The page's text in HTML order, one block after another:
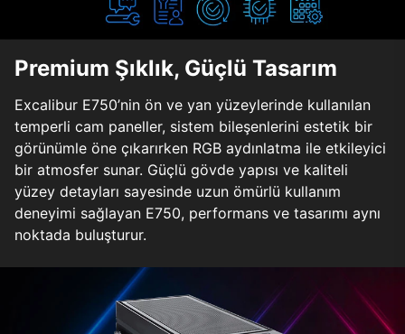
Premium Şıklık, Güçlü Tasarım
Excalibur E750’nin ön ve yan yüzeylerinde kullanılan
temperli cam paneller, sistem bileşenlerini estetik bir
görünümle öne çıkarırken RGB aydınlatma ile etkileyici
bir atmosfer sunar. Güçlü gövde yapısı ve kaliteli
yüzey detayları sayesinde uzun ömürlü kullanım
deneyimi sağlayan E750, performans ve tasarımı aynı
noktada buluşturur.